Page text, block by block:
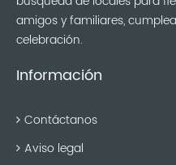
amigos y familiares,
celebración.
Información
Contáctanos
Aviso legal